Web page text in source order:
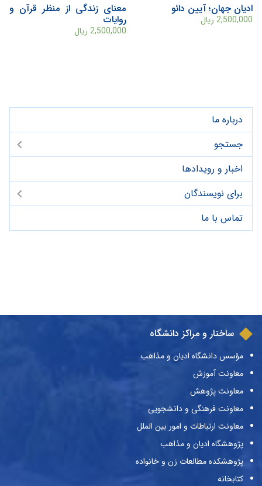
درباره ما
جستجو
اخبار و رویدادها
برای نویسندگان
تماس با ما
ادیان جهان؛ آیین دائو
2,500,000 ریال
معنای زندگی از منظر قرآن و
روایات
2,500,000 ریال
ساختار و مراکز دانشگاه
مؤسس دانشگاه ادیان و مذاهب
معاونت آموزش
معاونت پژوهش
معاونت فرهنگی و دانشجویی
معاونت ارتباطات و امور بین الملل
پژوهشگاه ادیان و مذاهب
پژوهشکده مطالعات زن و خانواده
کتابخانه